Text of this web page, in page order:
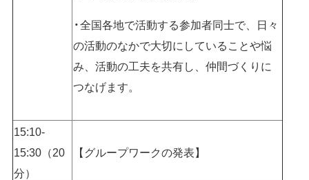
全国各地で活動する参加者同士で、日々
の活動のなかで大切にしていることや悩
み、活動の工夫を共有し、仲間づくりに
つなげます。
15:10-
15:30（20
分）
【グループワークの発表】